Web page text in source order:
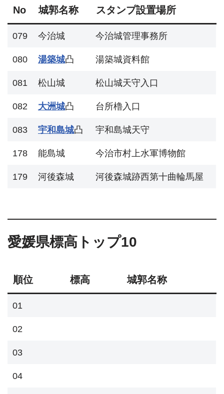
No 城郭名称 スタンプ設置場所
079 今治城 今治城管理事務所
080 湯築城凸 湯築城資料館
081 松山城 松山城天守入口
082 大洲城凸 台所櫓入口
083 宇和島城凸 宇和島城天守
178 能島城 今治市村上水軍博物館
179 河後森城 河後森城跡西第十曲輪馬屋
愛媛県標高トップ10
順位 標高 城郭名称
01
02
03
04